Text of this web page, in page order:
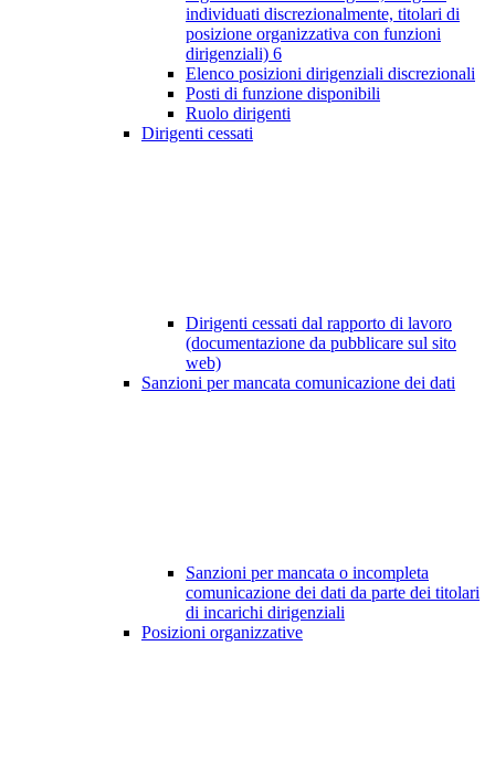
individuati discrezionalmente, titolari di
posizione organizzativa con funzioni
dirigenziali) 6
Elenco posizioni dirigenziali discrezionali
Posti di funzione disponibili
Ruolo dirigenti
Dirigenti cessati
Dirigenti cessati dal rapporto di lavoro
(documentazione da pubblicare sul sito
web)
Sanzioni per mancata comunicazione dei dati
Sanzioni per mancata o incompleta
comunicazione dei dati da parte dei titolari
di incarichi dirigenziali
Posizioni organizzative